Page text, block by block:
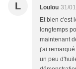
L Loulou 31/
Et bien c'est
longtemps
maintenant
j'ai
un peu